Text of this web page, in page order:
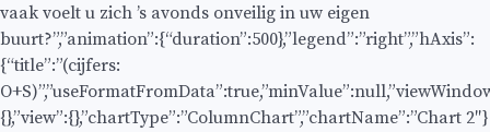
vaak voelt u zich ’s avonds onveilig in uw eigen
buurt?”,”animation”:{“duration”:500},”legend”:”right”,”hAxis”:
{“title”:”(cijfers:
{},”view”:{},”chartType”:”ColumnChart”,”chartName”:”Chart 2″}